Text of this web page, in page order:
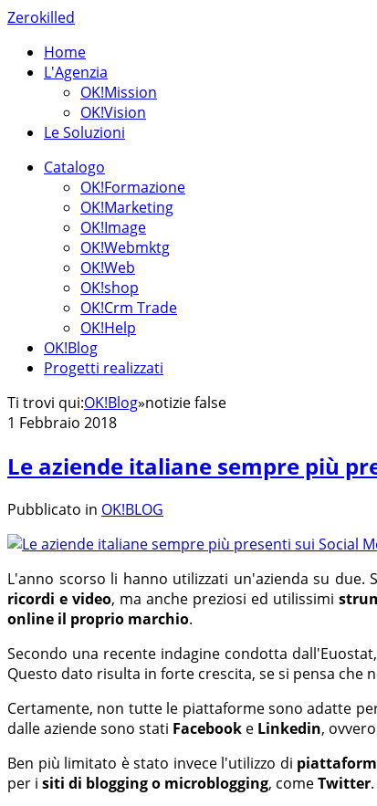
Zerokilled
Home
L'Agenzia
OK!Mission
OK!Vision
Le Soluzioni
Catalogo
OK!Formazione
OK!Marketing
OK!Image
OK!Webmktg
OK!Web
OK!shop
OK!Crm Trade
OK!Help
OK!Blog
Progetti realizzati
Ti trovi qui:OK!Blog»notizie false
1 Febbraio 2018
Le aziende italiane sempre più
Pubblicato in OK!BLOG
L'anno scorso li hanno utilizzati un'azienda su due.
ricordi e video, ma anche preziosi ed utilissimi
online il proprio marchio.
Secondo una recente indagine condotta dall'Euostat,
Questo dato risulta in forte crescita, se si pensa che
Certamente, non tutte le piattaforme sono adatte
dalle aziende sono stati Facebook e Linkedin,
Ben più limitato è stato invece l'utilizzo di
per i siti di blogging o microblogging, comeTwitter.